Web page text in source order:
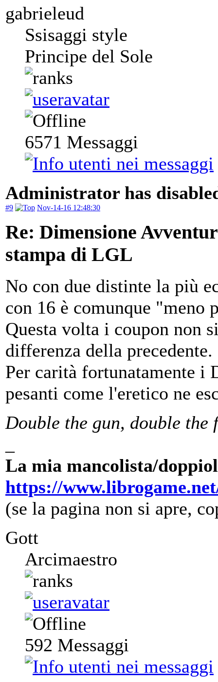
gabrieleud
Ssisaggi style
Principe del Sole
6571 Messaggi
Administrator has
#9 Nov-14-16 12:48:30
Re: Dimensione
stampa di LGL
No con due distinte la più
con 16 è comunque "meno
Questa volta i coupon non
differenza della precedente.
Per carità fortunatamente i
pesanti come l'eretico ne
Double the gun, double the
La mia mancolista/
https://
(se la pagina non si apre,
Gott
Arcimaestro
592 Messaggi